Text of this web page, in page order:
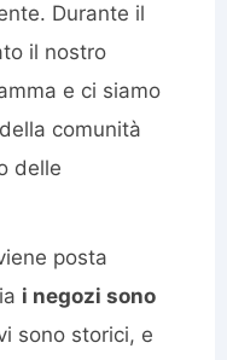
Durante il
il nostro
e ci siamo
comunità
delle
posta
i negozi sono
sono storici, e